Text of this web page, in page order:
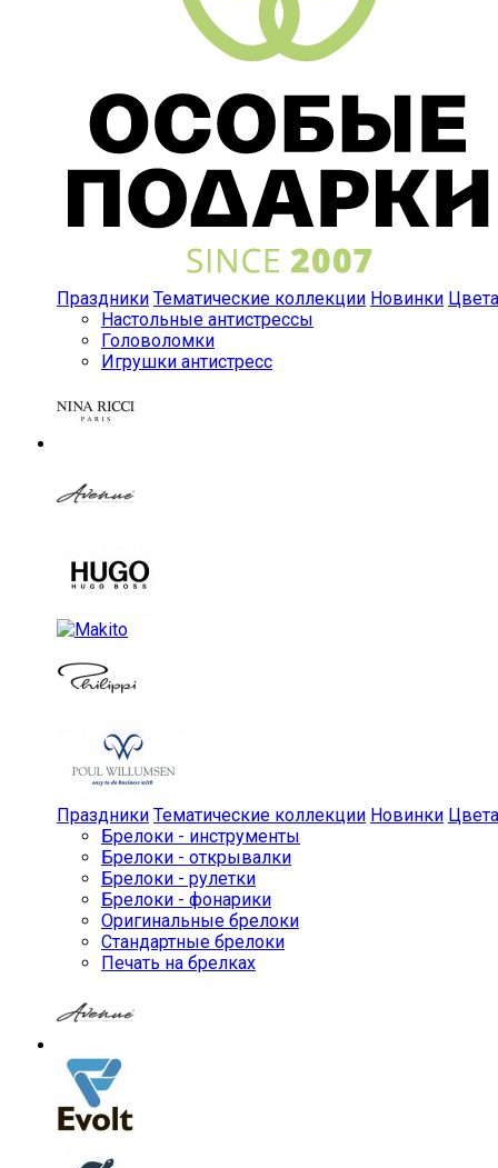
Праздники Тематические коллекции Новинки Цвета
Настольные антистрессы
Головоломки
Игрушки антистресс
Праздники Тематические коллекции Новинки Цвета
Брелоки - инструменты
Брелоки - открывалки
Брелоки - рулетки
Брелоки - фонарики
Оригинальные брелоки
Стандартные брелоки
Печать на брелках